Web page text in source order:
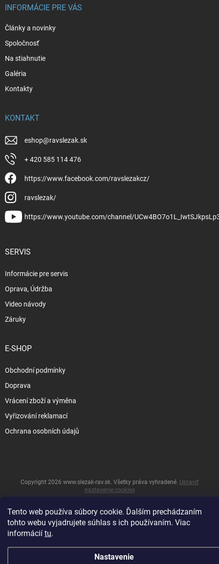
Tento web používa súbory cookie. Ďalším prechádzaním
tohto webu vyjadrujete súhlas s ich používaním. Viac
informácií tu.
Nastavenie
INFORMÁCIE PRE VÁS
Články a novinky
Spoločnosť
Na stiahnutie
Galéria
Kontakty
KONTAKT
eshop@ravslezak.sk
+ 420 585 114 476
https://www.facebook.com/ravslezakcz/
ravslezak/
https://www.youtube.com/channel/
SERVIS
Informácie pre servis
Oprava, Údržba
Video návody
Záruky
E-SHOP
Obchodní podmínky
Doprava
Vrácení zboží a výměna
Vyřizování reklamací
Ochrana osobních údajů
Vytvoril Shoptet
Copyright 2026 www.slezak-rav.sk. Všetky práva vyhradené. Upraviť
nastavenie cookies